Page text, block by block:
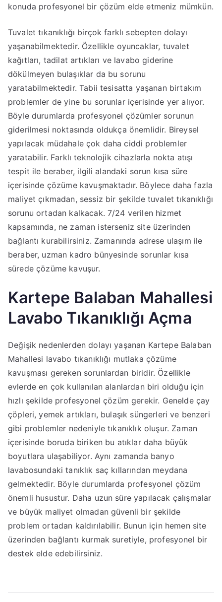
konuda profesyonel bir çözüm elde etmeniz mümkün.
Tuvalet tıkanıklığı birçok farklı sebepten dolayı
yaşanabilmektedir. Özellikle oyuncaklar, tuvalet
kağıtları, tadilat artıkları ve lavabo giderine
dökülmeyen bulaşıklar da bu sorunu
yaratabilmektedir. Tabii tesisatta yaşanan birtakım
problemler de yine bu sorunlar içerisinde yer alıyor.
Böyle durumlarda profesyonel çözümler sorunun
giderilmesi noktasında oldukça önemlidir. Bireysel
yapılacak müdahale çok daha ciddi problemler
yaratabilir. Farklı teknolojik cihazlarla nokta atışı
tespit ile beraber, ilgili alandaki sorun kısa süre
içerisinde çözüme kavuşmaktadır. Böylece daha fazla
maliyet çıkmadan, sessiz bir şekilde tuvalet tıkanıklığı
sorunu ortadan kalkacak. 7/24 verilen hizmet
kapsamında, ne zaman isterseniz site üzerinden
bağlantı kurabilirsiniz. Zamanında adrese ulaşım ile
beraber, uzman kadro bünyesinde sorunlar kısa
sürede çözüme kavuşur.
Kartepe Balaban Mahallesi
Lavabo Tıkanıklığı Açma
Değişik nedenlerden dolayı yaşanan Kartepe Balaban
Mahallesi lavabo tıkanıklığı mutlaka çözüme
kavuşması gereken sorunlardan biridir. Özellikle
evlerde en çok kullanılan alanlardan biri olduğu için
hızlı şekilde profesyonel çözüm gerekir. Genelde çay
çöpleri, yemek artıkları, bulaşık süngerleri ve benzeri
gibi problemler nedeniyle tıkanıklık oluşur. Zaman
içerisinde boruda biriken bu atıklar daha büyük
boyutlara ulaşabiliyor. Aynı zamanda banyo
lavabosundaki tanıklık saç kıllarından meydana
gelmektedir. Böyle durumlarda profesyonel çözüm
önemli husustur. Daha uzun süre yapılacak çalışmalar
ve büyük maliyet olmadan güvenli bir şekilde
problem ortadan kaldırılabilir. Bunun için hemen site
üzerinden bağlantı kurmak suretiyle, profesyonel bir
destek elde edebilirsiniz.